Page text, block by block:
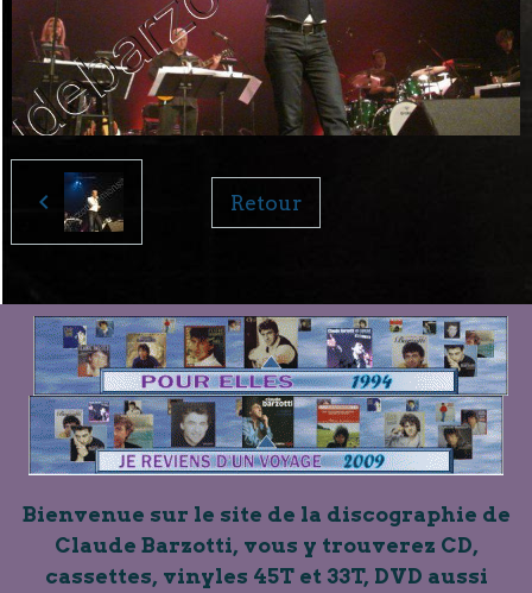
Retour
Bienvenue sur le site de la discographie de
Claude Barzotti, vous y trouverez CD,
cassettes, vinyles 45T et 33T, DVD aussi